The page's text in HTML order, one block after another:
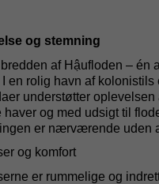
og stemning
bredden af Hậufloden – én
I en rolig havn af
understøtter
haver og med udsigt til
er nærværende uden
og komfort
er rummelige og